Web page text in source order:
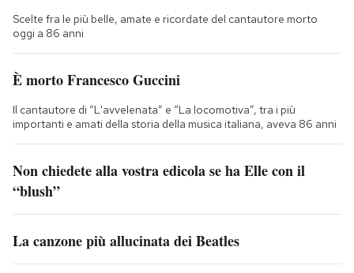
Scelte fra le più belle, amate e ricordate del cantautore morto
oggi a 86 anni
È morto Francesco Guccini
Il cantautore di “L'avvelenata” e “La locomotiva”, tra i più
importanti e amati della storia della musica italiana, aveva 86 anni
Non chiedete alla vostra edicola se ha Elle con il
“blush”
La canzone più allucinata dei Beatles